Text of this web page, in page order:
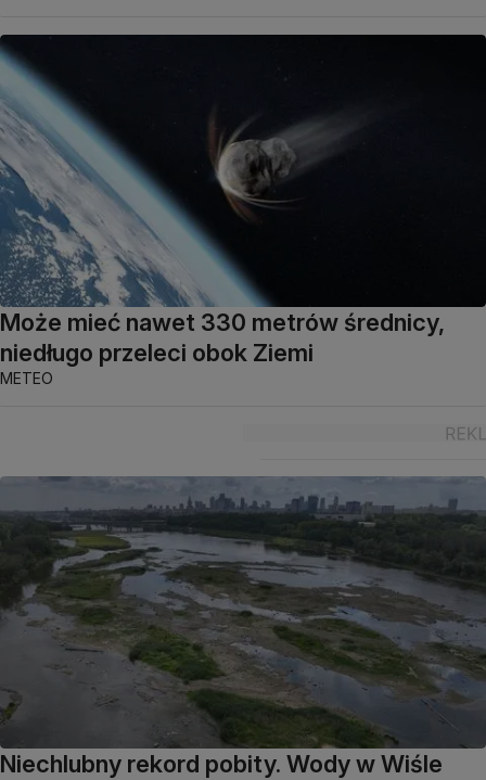
Może mieć nawet 330 metrów średnicy,
niedługo przeleci obok Ziemi
METEO
Niechlubny rekord pobity. Wody w Wiśle